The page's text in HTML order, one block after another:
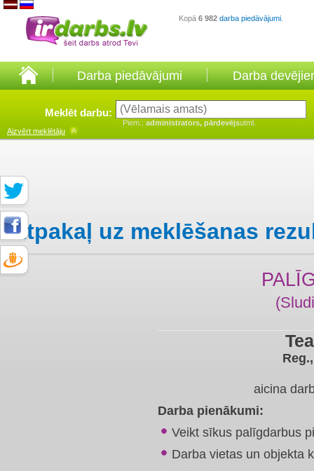
Kopā 6 982 darba piedāvājumi
Darba piedāvājumi Darba
Meklēt darbu:
Piem.: administrators, pārdevējsutml.
Aizvērt meklētāju
Atpakaļ uz meklēšanas
aicina
Darba pienākumi:
Veikt sīkus palīgdarbus
Darba vietas un objekta